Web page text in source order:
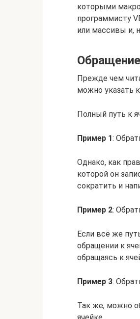
которыми
программисту
или массивы и,
Прежде чем
можно указать
Полный путь к
Пример 1:
Однако, как
которой он
сократить и
Пример 2:
Если всё же
обращении к
обращаясь к
Пример 3:
Так же, можно